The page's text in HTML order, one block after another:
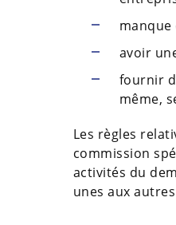
avoir
fournir
même,
Les règles
commission
activités du
unes aux